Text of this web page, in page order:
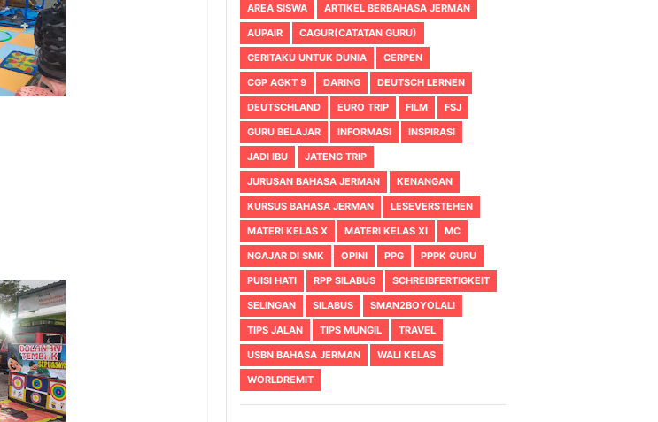
AREA SISWA
ARTIKEL BERBAHASA JERMAN
AUPAIR
CAGUR(CATATAN GURU)
CERITAKU UNTUK DUNIA
CERPEN
CGP AGKT 9
DARING
DEUTSCH LERNEN
DEUTSCHLAND
EURO TRIP FILM
FSJ
GURU BELAJAR
INFORMASI
INSPIRASI
JADI IBU
JATENG TRIP
JURUSAN BAHASA JERMAN
KENANGAN
KURSUS BAHASA JERMAN
LESEVERSTEHEN
MATERI KELAS X
MATERI KELAS XI
MC
NGAJAR DI SMK
OPINI PPG
PPPK GURU
PUISI HATI
RPP SILABUS
SCHREIBFERTIGKEIT
SELINGAN
SILABUS
SMAN2BOYOLALI
TIPS JALAN
TIPS MUNGIL
TRAVEL
USBN BAHASA JERMAN
WALI KELAS
WORLDREMIT